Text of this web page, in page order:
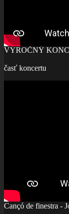
VÝROČNÝ
časť koncertu
Cançó de finestra -